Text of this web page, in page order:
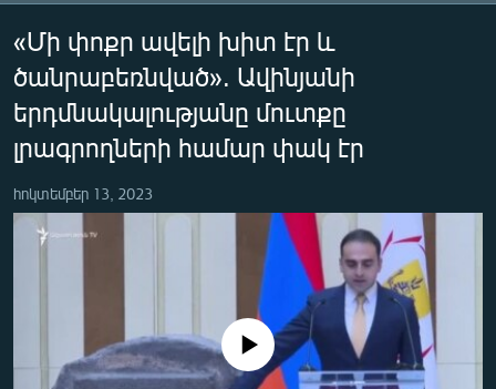
հիմնական
մենյուին
Որոնում
ԸՆՏՐՈՒԹՅՈՒՆՆԵՐ 2026
ԻՐԱՎՈՒՆՔ
ՀԱՍԱՐԱԿՈՒԹՅՈՒՆ
ՂԱՐԱԲԱՂ
ՄԻՋԱԶԳԱՅԻՆ
ՄՇԱԿՈՒՅԹ
«Մի փոքր ավելի խիտ էր և
ծանրաբեռնված». Ավինյանի
երդմնակալությանը մուտքը
լրագրողների համար փակ էր
հոկտեմբեր 13, 2023
No media source currently available